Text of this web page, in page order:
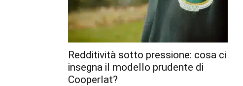
Redditività sotto pressione: cosa ci
insegna il modello prudente di
Cooperlat?